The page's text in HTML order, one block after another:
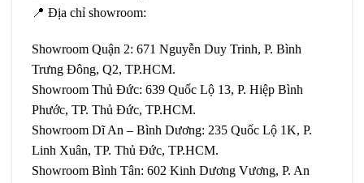
📍 Địa chỉ showroom:
Showroom Quận 2: 671 Nguyễn Duy Trinh, P. Bình
Trưng Đông, Q2, TP.HCM.
Showroom Thủ Đức: 639 Quốc Lộ 13, P. Hiệp Bình
Phước, TP. Thủ Đức, TP.HCM.
Showroom Dĩ An – Bình Dương: 235 Quốc Lộ 1K, P.
Linh Xuân, TP. Thủ Đức, TP.HCM.
Showroom Bình Tân: 602 Kinh Dương Vương, P. An